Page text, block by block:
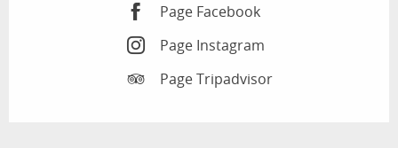
Page Facebook
Page Instagram
Page Tripadvisor